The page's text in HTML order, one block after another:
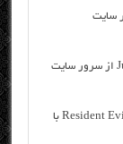
دانلود رایگان فیلم خارجی Resident Evil The Final Chapter 2017 با